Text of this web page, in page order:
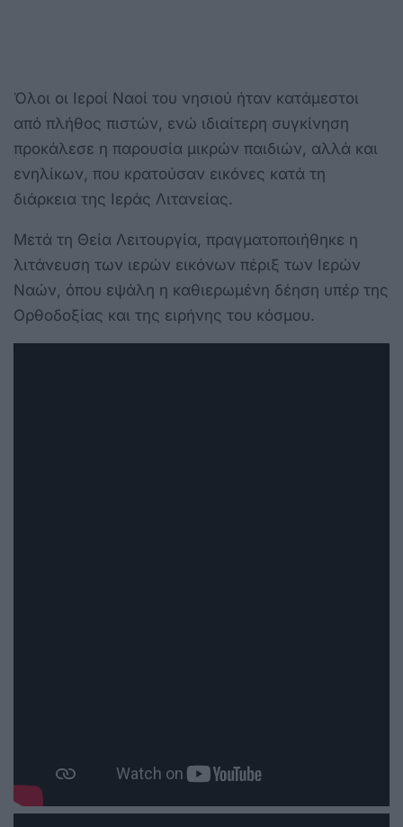
Όλοι οι Ιεροί Ναοί του νησιού ήταν κατάμεστοι
από πλήθος πιστών, ενώ ιδιαίτερη συγκίνηση
προκάλεσε η παρουσία μικρών παιδιών, αλλά και
ενηλίκων, που κρατούσαν εικόνες κατά τη
διάρκεια της Ιεράς Λιτανείας.
Μετά τη Θεία Λειτουργία, πραγματοποιήθηκε η
λιτάνευση των ιερών εικόνων πέριξ των Ιερών
Ναών, όπου εψάλη η καθιερωμένη δέηση υπέρ της
Ορθοδοξίας και της ειρήνης του κόσμου.